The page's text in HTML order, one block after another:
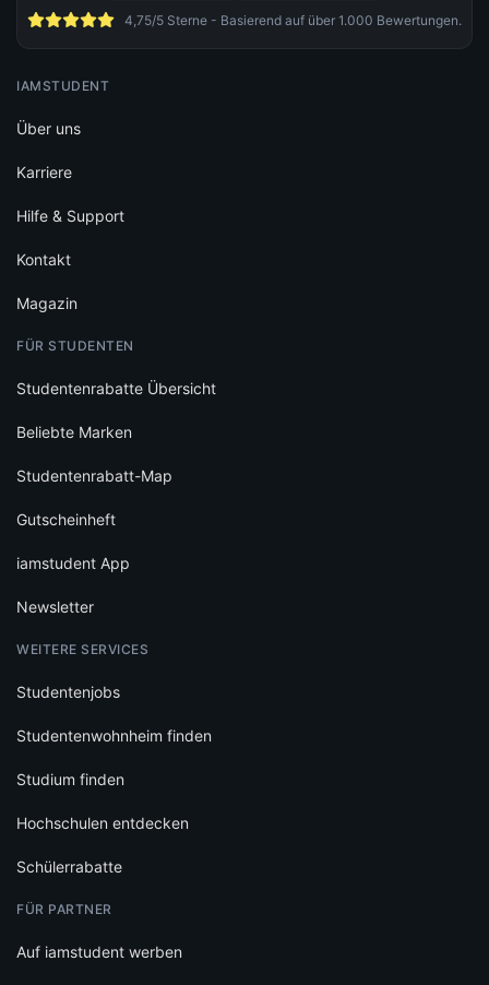
4,75/5 Sterne - Basierend auf über 1.000 Bewertungen.
IAMSTUDENT
Über uns
Karriere
Hilfe & Support
Kontakt
Magazin
FÜR STUDENTEN
Studentenrabatte Übersicht
Beliebte Marken
Studentenrabatt-Map
Gutscheinheft
iamstudent App
Newsletter
WEITERE SERVICES
Studentenjobs
Studentenwohnheim finden
Studium finden
Hochschulen entdecken
Schülerrabatte
FÜR PARTNER
Auf iamstudent werben